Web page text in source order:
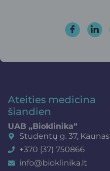
Ateities medicina
šiandien
UAB „Bioklinika“
Studentų g. 37, Kaunas
+370 (37) 750866
info@bioklinika.lt